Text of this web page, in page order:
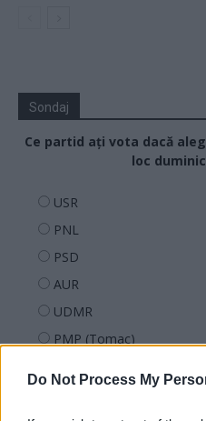
Do Not Process My
Sondaj
Ce partid ați vota dacă
loc
USR
PNL
PSD
AUR
UDMR
PMP (Tomac)